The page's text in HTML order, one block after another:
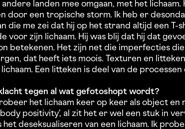
andere landen mee omgaan, met het
door een tropische storm. Ik heb er
die me zei dat hij op het strand altijd een T-
voor zijn lichaam. Hij was blij dat hij dat
betekenen. Het zijn net die imperfecties
dat heeft iets moois. Texturen en
lichaam. Een litteken is deel van de
tegen al wat gefotoshopt wordt?
het lichaam keer op keer als object en
positivity’, al zit het er wel een stuk in
het deseksualiseren van een lichaam. Ik